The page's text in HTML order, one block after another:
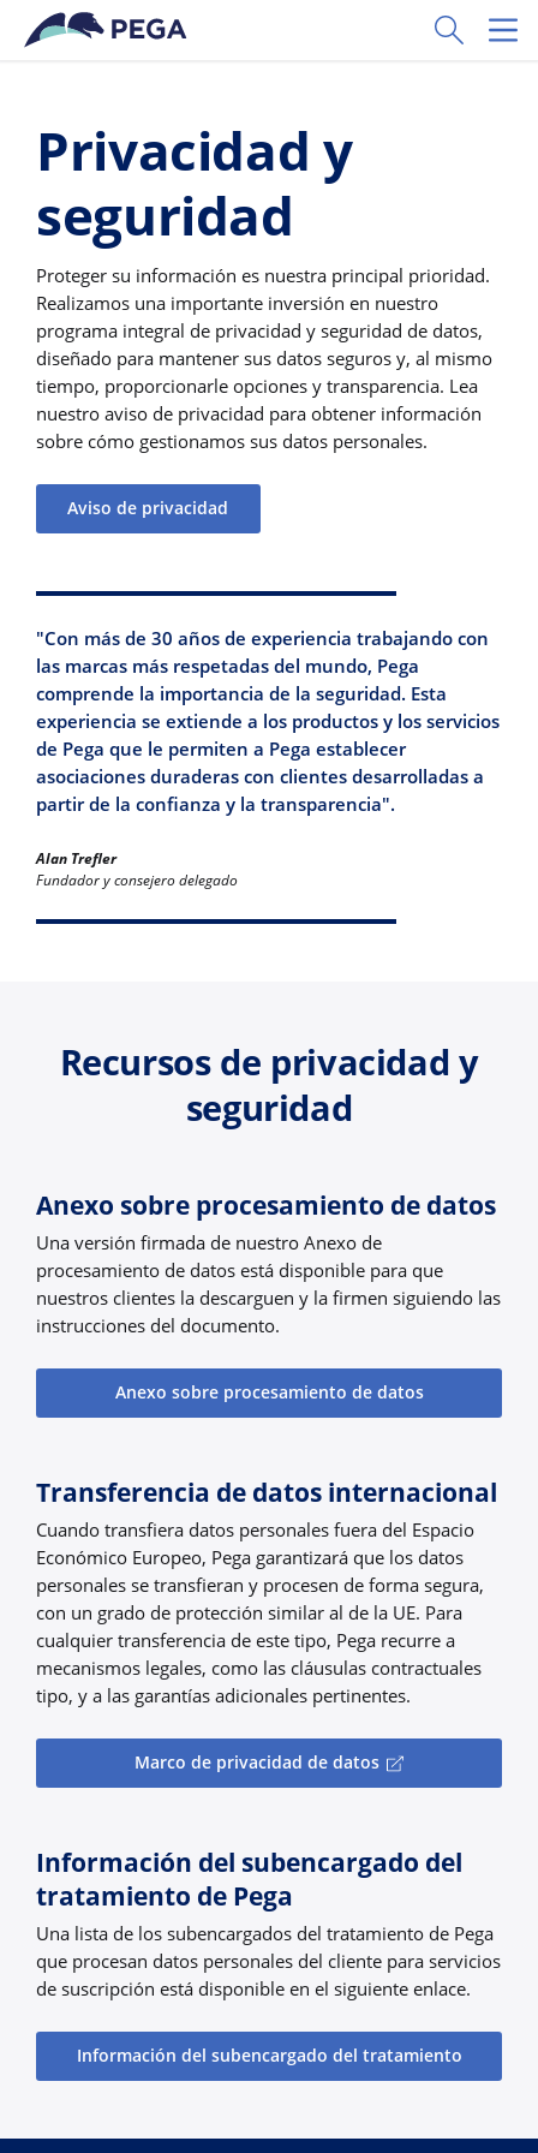
Ir al contenido principal
Toggle
Privacidad y
seguridad
Proteger su información es nuestra principal prioridad.
Realizamos una importante inversión en nuestro
programa integral de privacidad y seguridad de datos,
diseñado para mantener sus datos seguros y, al mismo
tiempo, proporcionarle opciones y transparencia. Lea
nuestro aviso de privacidad para obtener información
sobre cómo gestionamos sus datos personales.
Aviso de privacidad
"Con más de 30 años de experiencia trabajando con
las marcas más respetadas del mundo, Pega
comprende la importancia de la seguridad. Esta
experiencia se extiende a los productos y los servicios
de Pega que le permiten a Pega establecer
asociaciones duraderas con clientes desarrolladas a
partir de la confianza y la transparencia".
Alan Trefler
Fundador y consejero delegado
Recursos de privacidad y
seguridad
Anexo sobre procesamiento de datos
Una versión firmada de nuestro Anexo de
procesamiento de datos está disponible para que
nuestros clientes la descarguen y la firmen siguiendo las
instrucciones del documento.
Anexo sobre procesamiento de datos
Transferencia de datos internacional
Cuando transfiera datos personales fuera del Espacio
Económico Europeo, Pega garantizará que los datos
personales se transfieran y procesen de forma segura,
con un grado de protección similar al de la UE. Para
cualquier transferencia de este tipo, Pega recurre a
mecanismos legales, como las cláusulas contractuales
tipo, y a las garantías adicionales pertinentes.
Marco de privacidad de datos
Información del subencargado del
tratamiento de Pega
Una lista de los subencargados del tratamiento de Pega
que procesan datos personales del cliente para servicios
de suscripción está disponible en el siguiente enlace.
Información del subencargado del tratamiento